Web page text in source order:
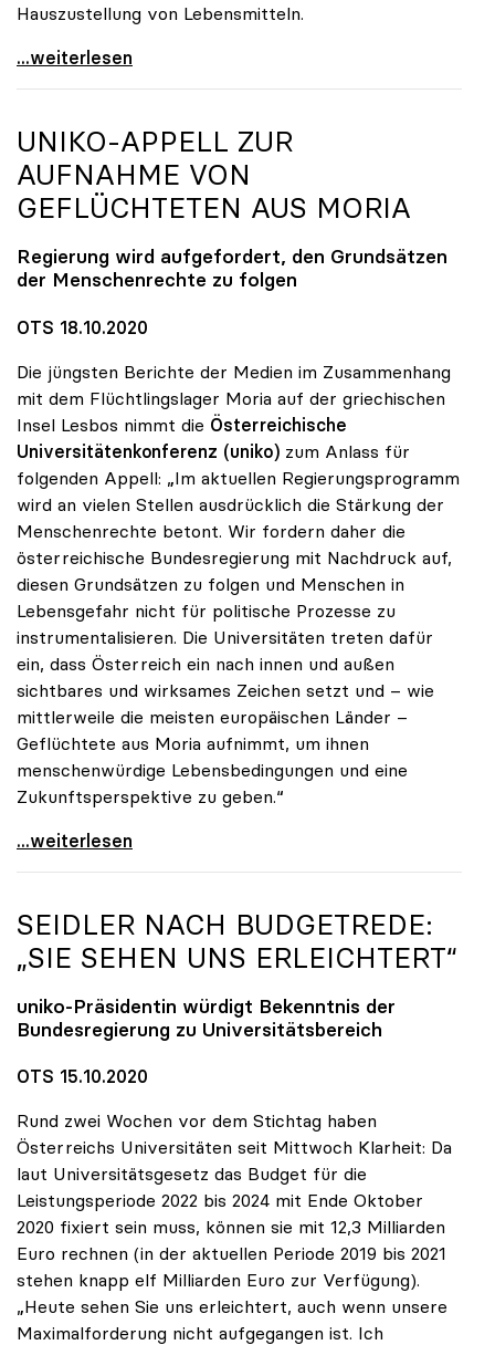
Hauszustellung von Lebensmitteln.
Online-Kampagne „UNInteressant?“ legt Fokus auf
...weiterlesen
UNIKO-APPELL ZUR
AUFNAHME VON
GEFLÜCHTETEN AUS MORIA
Regierung wird aufgefordert, den Grundsätzen
der Menschenrechte zu folgen
OTS 18.10.2020
Die jüngsten Berichte der Medien im Zusammenhang
mit dem Flüchtlingslager Moria auf der griechischen
Insel Lesbos nimmt die Österreichische
Universitätenkonferenz (uniko) zum Anlass für
folgenden Appell: „Im aktuellen Regierungsprogramm
wird an vielen Stellen ausdrücklich die Stärkung der
Menschenrechte betont. Wir fordern daher die
österreichische Bundesregierung mit Nachdruck auf,
diesen Grundsätzen zu folgen und Menschen in
Lebensgefahr nicht für politische Prozesse zu
instrumentalisieren. Die Universitäten treten dafür
ein, dass Österreich ein nach innen und außen
sichtbares und wirksames Zeichen setzt und – wie
mittlerweile die meisten europäischen Länder –
Geflüchtete aus Moria aufnimmt, um ihnen
menschenwürdige Lebensbedingungen und eine
Zukunftsperspektive zu geben.“
uniko-Appell zur Aufnahme von Geflüchteten aus
...weiterlesen
SEIDLER NACH BUDGETREDE:
„SIE SEHEN UNS ERLEICHTERT“
uniko-Präsidentin würdigt Bekenntnis der
Bundesregierung zu Universitätsbereich
OTS 15.10.2020
Rund zwei Wochen vor dem Stichtag haben
Österreichs Universitäten seit Mittwoch Klarheit: Da
laut Universitätsgesetz das Budget für die
Leistungsperiode 2022 bis 2024 mit Ende Oktober
2020 fixiert sein muss, können sie mit 12,3 Milliarden
Euro rechnen (in der aktuellen Periode 2019 bis 2021
stehen knapp elf Milliarden Euro zur Verfügung).
„Heute sehen Sie uns erleichtert, auch wenn unsere
Maximalforderung nicht aufgegangen ist. Ich